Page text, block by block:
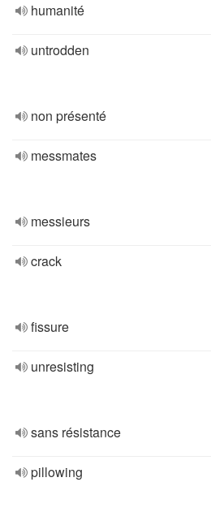
humanité
untrodden
non présenté
messmates
messieurs
crack
fissure
unresisting
sans résistance
pillowing